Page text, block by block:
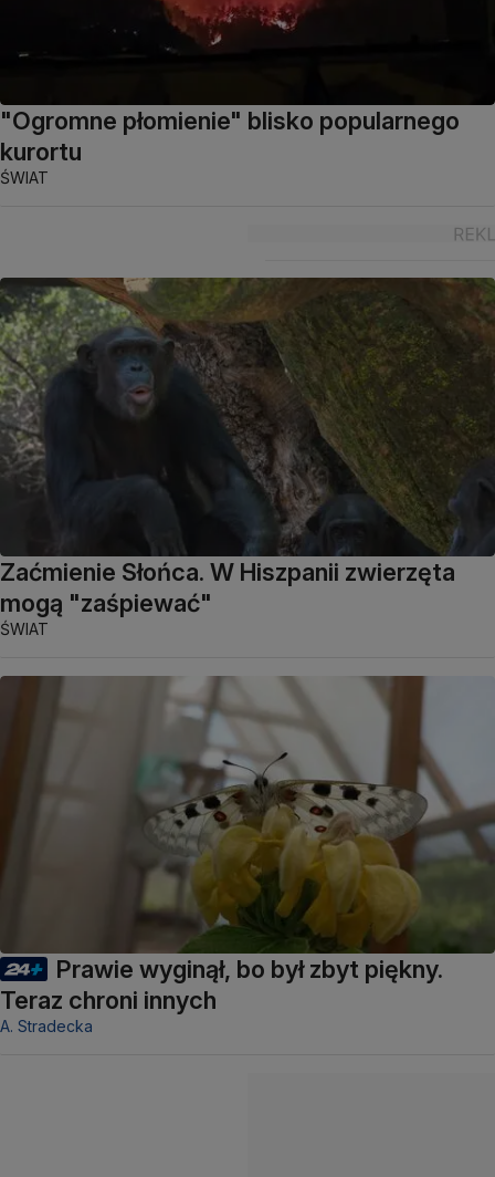
"Ogromne płomienie" blisko popularnego
kurortu
ŚWIAT
Zaćmienie Słońca. W Hiszpanii zwierzęta
mogą "zaśpiewać"
ŚWIAT
Prawie wyginął, bo był zbyt piękny.
Teraz chroni innych
A. Stradecka